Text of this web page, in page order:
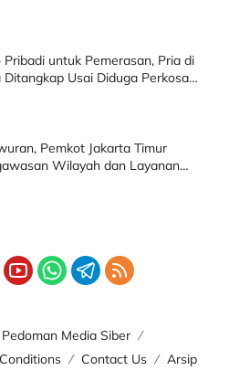
Pribadi untuk Pemerasan, Pria di
Ditangkap Usai Diduga Perkosa
Pemkot Jakarta Timur
Wilayah dan Layanan
Pedoman Media Siber
Contact Us Arsip